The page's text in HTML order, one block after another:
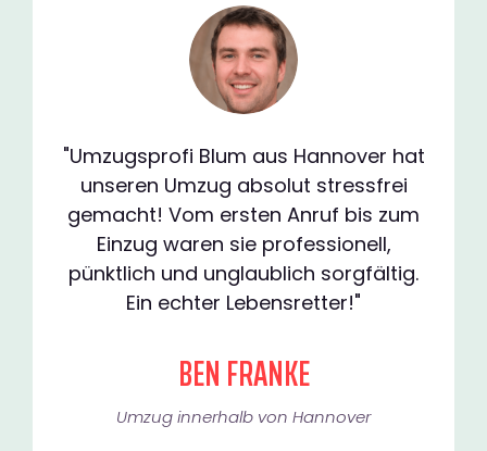
"Umzugsprofi Blum aus Hannover hat
unseren Umzug absolut stressfrei
gemacht! Vom ersten Anruf bis zum
Einzug waren sie professionell,
pünktlich und unglaublich sorgfältig.
Ein echter Lebensretter!"
BEN FRANKE
Umzug innerhalb von Hannover​